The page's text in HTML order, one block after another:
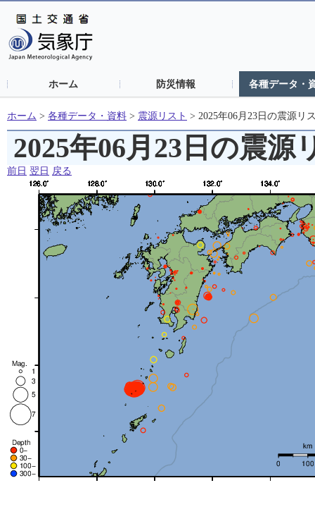
ホーム 防災情報 各種データ・
ホーム > 各種データ・資料 > 震源リスト > 2025年06月23日の震源リ
2025年06月23日の震源
前日 翌日 戻る